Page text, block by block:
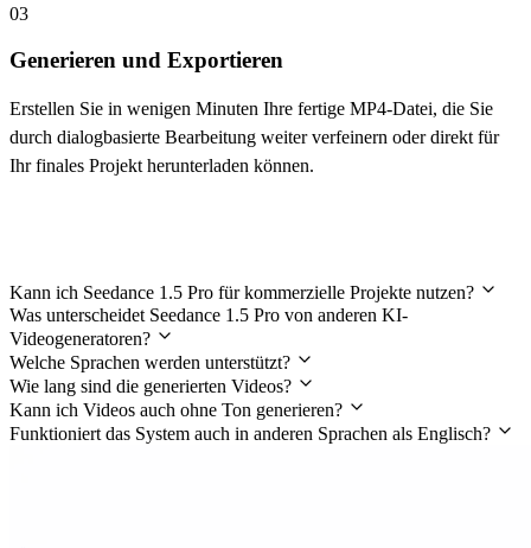
03
Generieren und Exportieren
Erstellen Sie in wenigen Minuten Ihre fertige MP4-Datei, die Sie
durch dialogbasierte Bearbeitung weiter verfeinern oder direkt für
Ihr finales Projekt herunterladen können.
Kann ich Seedance 1.5 Pro für kommerzielle Projekte nutzen?
Was unterscheidet Seedance 1.5 Pro von anderen KI-
Videogeneratoren?
Welche Sprachen werden unterstützt?
Wie lang sind die generierten Videos?
Kann ich Videos auch ohne Ton generieren?
Funktioniert das System auch in anderen Sprachen als Englisch?